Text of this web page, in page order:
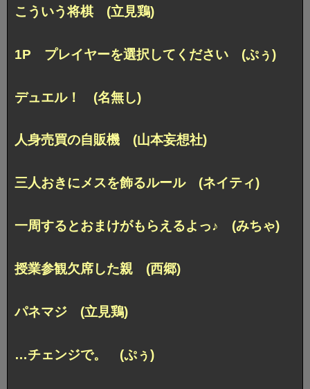
こういう将棋 (立見鶏)
1P プレイヤーを選択してください (ぷぅ)
デュエル！ (名無し)
人身売買の自販機 (山本妄想社)
三人おきにメスを飾るルール (ネイティ)
一周するとおまけがもらえるよっ♪ (みちゃ)
授業参観欠席した親 (西郷)
パネマジ (立見鶏)
…チェンジで。 (ぷぅ)